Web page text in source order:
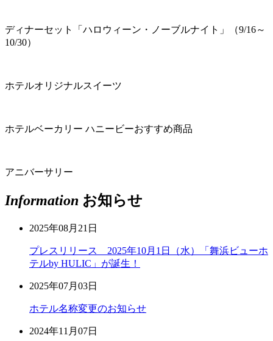
ディナーセット「ハロウィーン・ノーブルナイト」（9/16～
10/30）
ホテルオリジナルスイーツ
ホテルベーカリー ハニービーおすすめ商品
アニバーサリー
Information お知らせ
2025年08月21日
プレスリリース 2025年10月1日（水）「舞浜ビューホ
テルby HULIC」が誕生！
2025年07月03日
ホテル名称変更のお知らせ
2024年11月07日